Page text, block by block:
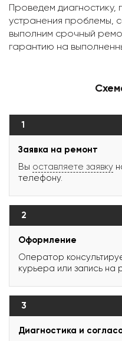
Проведем
устранения проблемы,
выполним срочный
гарантию на
1
Заявка на ремонт
Вы оставляете заявку
телефону.
2
Оформление
Оператор
курьера или запись на
3
Диагностика и